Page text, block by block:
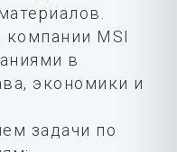
MSI
в
экономики и
задачи по